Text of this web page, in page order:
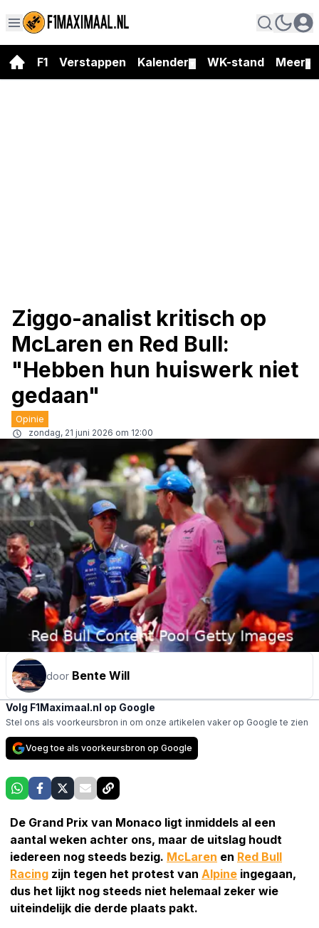
F1 Verstappen Kalender WK-stand Meer
Ziggo-analist kritisch op
McLaren en Red Bull:
"Hebben hun huiswerk niet
gedaan"
Opinie
zondag, 21 juni 2026 om 12:00
door Bente Will
Volg F1Maximaal.nl op Google
Stel ons als voorkeursbron in om onze artikelen vaker op Google te zien
Voeg toe als voorkeursbron op Google
De Grand Prix van Monaco ligt inmiddels al een
aantal weken achter ons, maar de uitslag houdt
iedereen nog steeds bezig. McLaren en Red Bull
Racing zijn tegen het protest van Alpine ingegaan,
dus het lijkt nog steeds niet helemaal zeker wie
uiteindelijk die derde plaats pakt.